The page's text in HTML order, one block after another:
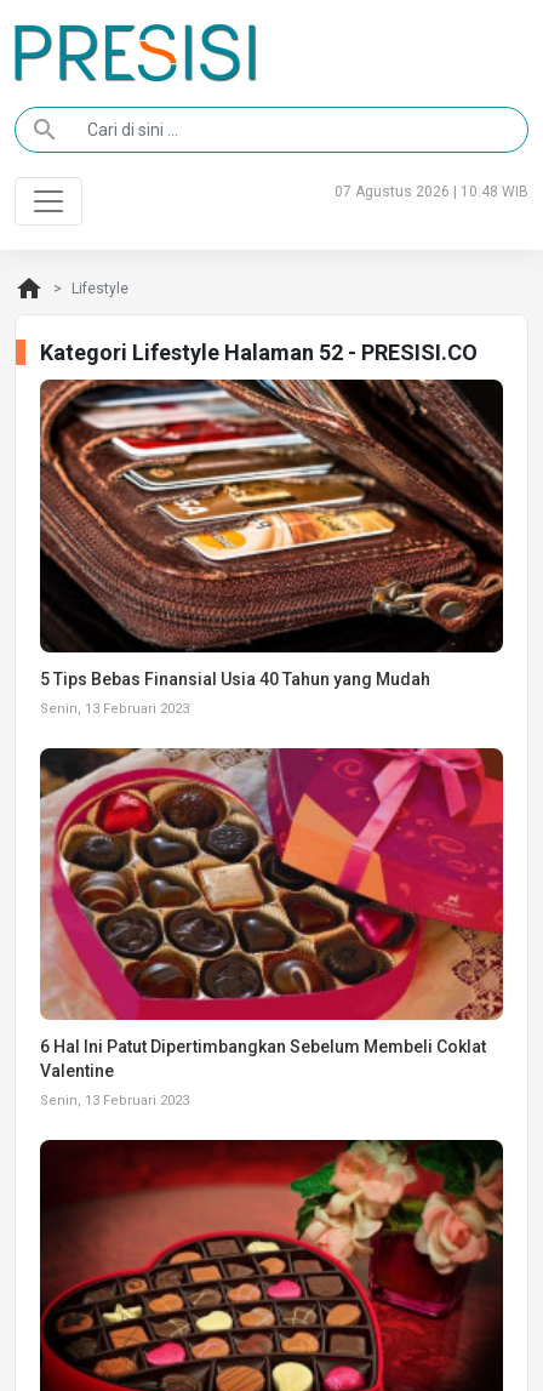
search
07 Agustus 2026 | 10:48 WIB
home Lifestyle
Kategori Lifestyle Halaman 52 - PRESISI.CO
5 Tips Bebas Finansial Usia 40 Tahun yang Mudah
Senin, 13 Februari 2023
6 Hal Ini Patut Dipertimbangkan Sebelum Membeli Coklat
Valentine
Senin, 13 Februari 2023